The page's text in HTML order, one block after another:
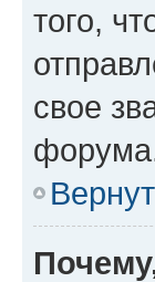
того,
свое